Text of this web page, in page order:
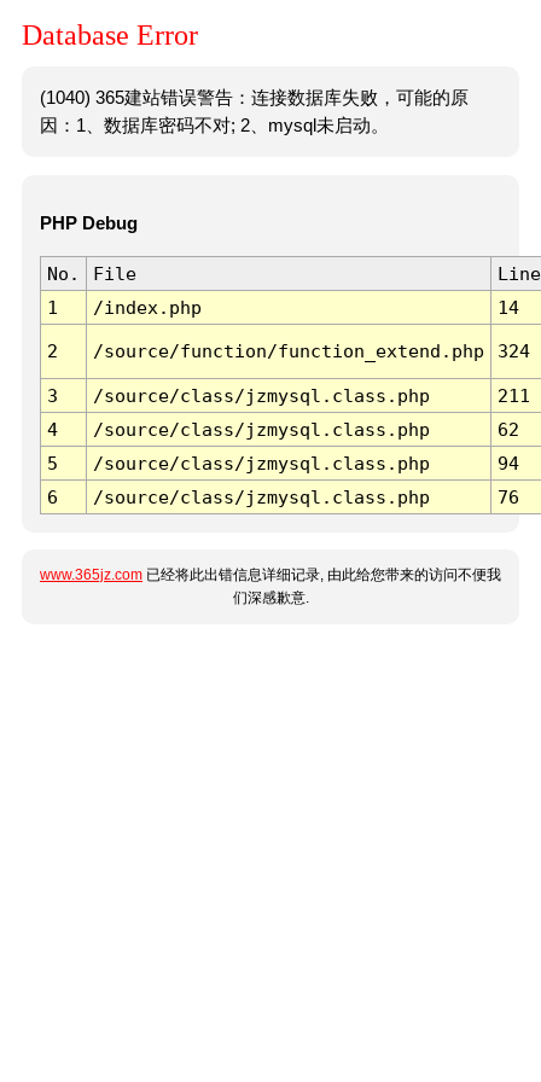
Database Error
(1040) 365建站错误警告：连接数据库失败，可能的原
因：1、数据库密码不对; 2、mysql未启动。
PHP Debug
No. File
Line
1
/index.php 14
2 /source/function/function_extend.php 324
3 /source/class/jzmysql.class.php
211
4
/source/class/jzmysql.class.php
62
5
/source/class/jzmysql.class.php
94
6
/source/class/jzmysql.class.php 76
www.365jz.com 已经将此出错信息详细记录, 由此给您带来的访问不便我
们深感歉意.